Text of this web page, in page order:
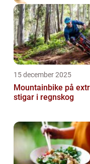
15 december 2025
Mountainbike på
stigar i regnskog